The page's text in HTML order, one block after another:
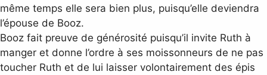
même temps elle sera bien plus, puisqu’elle deviendra
l’épouse de Booz.
Booz fait preuve de générosité puisqu’il invite Ruth à
manger et donne l’ordre à ses moissonneurs de ne pas
toucher Ruth et de lui laisser volontairement des épis